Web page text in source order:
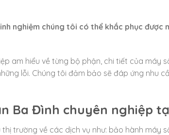
nghiệm chúng tôi có thể khắc phục được
am hiểu về từng bộ phận, chi tiết của máy
lỗi. Chúng tôi đảm bảo sẽ đáp ứng nhu
Ba Đình chuyên nghiệp
trường về các dịch vụ như: bảo hành máy